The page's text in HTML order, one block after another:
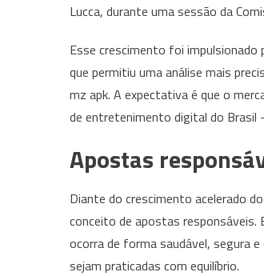
Lucca, durante uma sessão da
Esse crescimento foi
que permitiu uma análise mais
mz apk. A expectativa é que o
de entretenimento digital do Brasil
Apostas
Diante do crescimento acelerado
conceito de apostas
ocorra de forma saudável, segura
sejam praticadas com equilíbrio.